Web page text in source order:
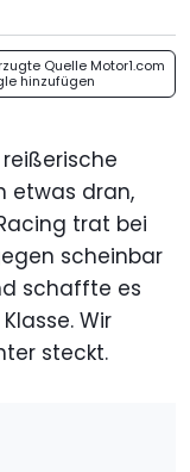
Quelle Motor1.com
hinzufügen
etwas dran,
trat bei
scheinbar
schaffte es
Wir
steckt.